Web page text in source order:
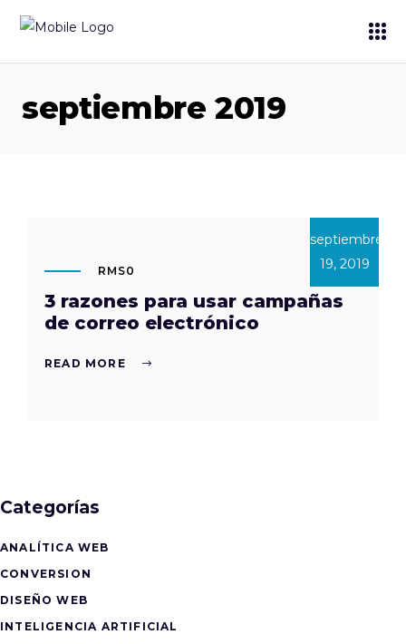
septiembre 2019
septiembre
19, 2019
RMS0
3 razones para usar campañas
de correo electrónico
READ MORE
Categorías
ANALÍTICA WEB
CONVERSION
DISEÑO WEB
INTELIGENCIA ARTIFICIAL